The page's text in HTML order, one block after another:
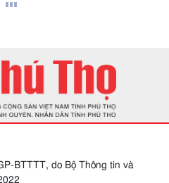
BTTTT, do Bộ Thông tin và